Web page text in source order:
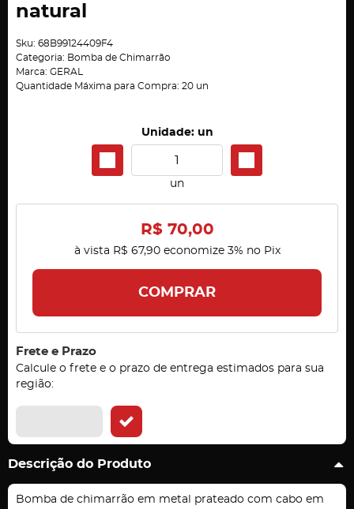
natural
Sku: 68B99124409F4
Categoria: Bomba de Chimarrão
Marca: GERAL
Quantidade Máxima para Compra: 20 un
Unidade: un
un
R$ 70,00
à vista R$ 67,90economize 3% no Pix
COMPRAR
Frete e Prazo
Calcule o frete e o prazo de entrega estimados para sua
região:
Descrição do Produto
Bomba de chimarrão em metal prateado com cabo em